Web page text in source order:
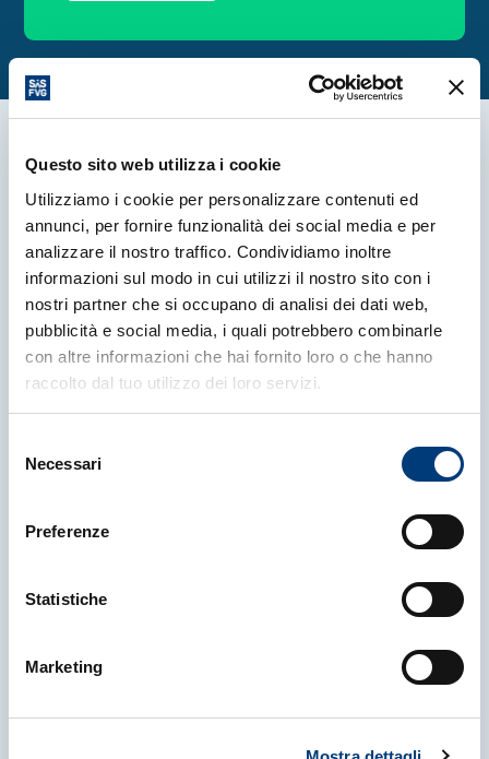
Questo sito web utilizza i cookie
Utilizziamo i cookie per personalizzare contenuti ed
annunci, per fornire funzionalità dei social media e per
analizzare il nostro traffico. Condividiamo inoltre
informazioni sul modo in cui utilizzi il nostro sito con i
nostri partner che si occupano di analisi dei dati web,
pubblicità e social media, i quali potrebbero combinarle
con altre informazioni che hai fornito loro o che hanno
raccolto dal tuo utilizzo dei loro servizi.
delNecessari
Preferenze
Statistiche
Marketing
More news